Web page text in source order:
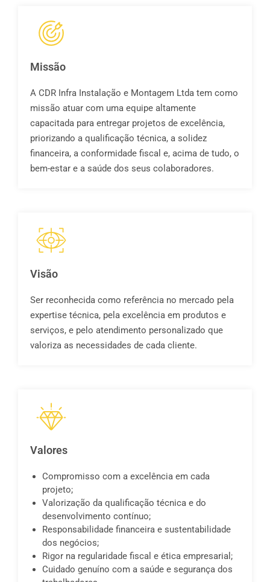
Missão
A CDR Infra Instalação e Montagem Ltda tem como
missão atuar com uma equipe altamente
capacitada para entregar projetos de excelência,
priorizando a qualificação técnica, a solidez
financeira, a conformidade fiscal e, acima de tudo, o
bem-estar e a saúde dos seus colaboradores.
Visão
Ser reconhecida como referência no mercado pela
expertise técnica, pela excelência em produtos e
serviços, e pelo atendimento personalizado que
valoriza as necessidades de cada cliente.
Valores
Compromisso com a excelência em cada
projeto;
Valorização da qualificação técnica e do
desenvolvimento contínuo;
Responsabilidade financeira e sustentabilidade
dos negócios;
Rigor na regularidade fiscal e ética empresarial;
Cuidado genuíno com a saúde e segurança dos